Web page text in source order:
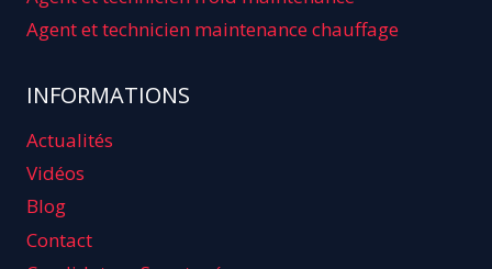
Agent et technicien maintenance chauffage
INFORMATIONS
Actualités
Vidéos
Blog
Contact